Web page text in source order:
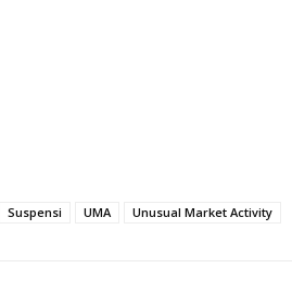
Suspensi UMA Unusual Market Activity